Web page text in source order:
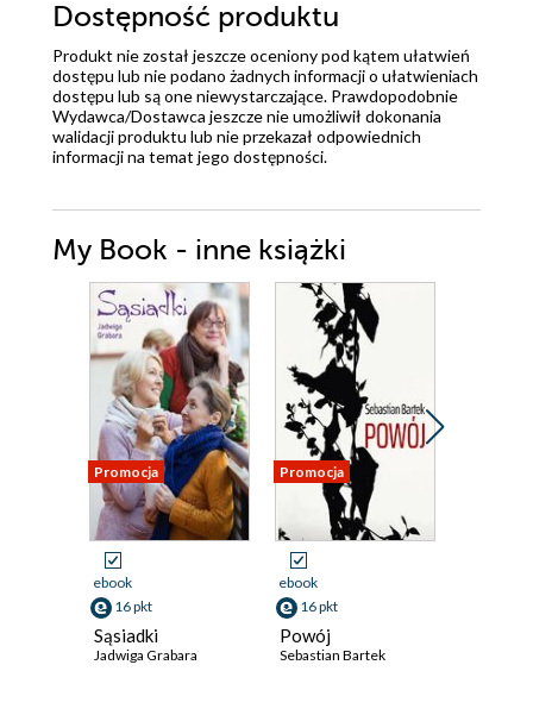
Dostępność produktu
Produkt nie został jeszcze oceniony pod kątem ułatwień
dostępu lub nie podano żadnych informacji o ułatwieniach
dostępu lub są one niewystarczające. Prawdopodobnie
Wydawca/Dostawca jeszcze nie umożliwił dokonania
walidacji produktu lub nie przekazał odpowiednich
informacji na temat jego dostępności.
My Book - inne książki
Promocja
ebook
16 pkt
Sąsiadki
Jadwiga Grabara
Promocja
ebook
16 pkt
Powój
Sebastian Bartek